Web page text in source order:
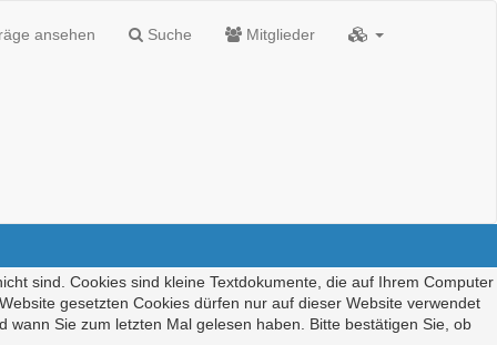
ansehen Suche Mitglieder
sind. Cookies sind kleine Textdokumente, die auf Ihrem Computer
gesetzten Cookies dürfen nur auf dieser Website verwendet
Sie zum letzten Mal gelesen haben. Bitte bestätigen Sie, ob